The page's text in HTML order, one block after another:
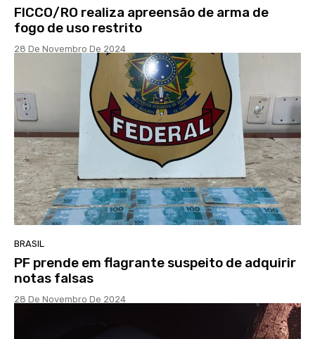
FICCO/RO realiza apreensão de arma de
fogo de uso restrito
28 De Novembro De 2024
BRASIL
PF prende em flagrante suspeito de adquirir
notas falsas
28 De Novembro De 2024